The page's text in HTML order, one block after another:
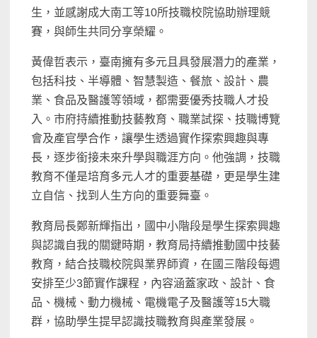
生，並感謝成大南工等10所技職校院協助辦理競
賽，與師生共同分享榮耀。
黃偉哲表示，臺南擁有多元且具發展潛力的產業，
包括科技、半導體、智慧製造、餐旅、設計、農
業、食品及醫護等領域，都需要優秀技職人才投
入。市府持續推動技藝教育、職業試探、技職博覽
會及產官學合作，讓學生透過實作探索興趣與專
長，逐步銜接未來升學與職涯方向。他強調，技職
教育不僅是培育多元人才的重要基礎，更是學生建
立自信、找到人生方向的重要舞臺。
教育局長鄭新輝指出，國中小階段是學生探索興趣
與認識自我的關鍵時期，教育局持續推動國中技藝
教育，結合技職校院與業界師資，在國三階段每週
安排至少3節實作課程，內容涵蓋家政、設計、食
品、機械、動力機械、電機電子及醫護等15大職
群，協助學生提早認識技職教育與產業發展。